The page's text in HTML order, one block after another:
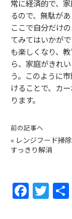
常に経済的で、
るので、無駄があ
ここで自分だけ
てみてはいかが
も楽しくなり、
ら、家庭がきれ
う。このように
けることで、カ
ります。
前の記事へ
« レンジフード掃
すっきり解消
F
a
T
w